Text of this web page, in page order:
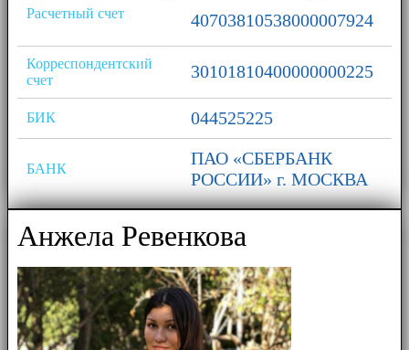
Расчетный счет 40703810538000007924
Корреспондентский
счет
30101810400000000225
БИК 044525225
БАНК
ПАО «СБЕРБАНК
РОССИИ» г. МОСКВА
Анжела Ревенкова